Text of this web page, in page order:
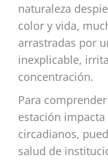
naturaleza
color y vida,
arrastradas por
inexplicable,
concentración.
Para
estación
circadianos,
salud de